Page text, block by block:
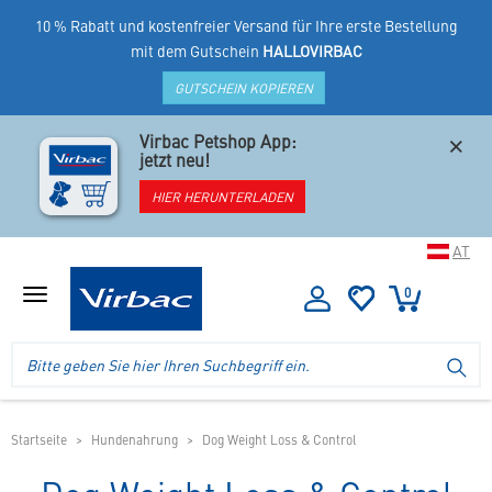
10 % Rabatt und kostenfreier Versand für Ihre erste Bestellung
mit dem Gutschein HALLOVIRBAC
GUTSCHEIN KOPIEREN
Virbac Petshop App:
jetzt neu!
HIER HERUNTERLADEN
×
AT
Menü
Virbac
Ihr
Shop
0
Header
mobilen
Startseite Hundenahrung Dog Weight Loss & Control